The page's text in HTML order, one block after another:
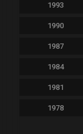
1993
1990
1987
1984
1981
1978